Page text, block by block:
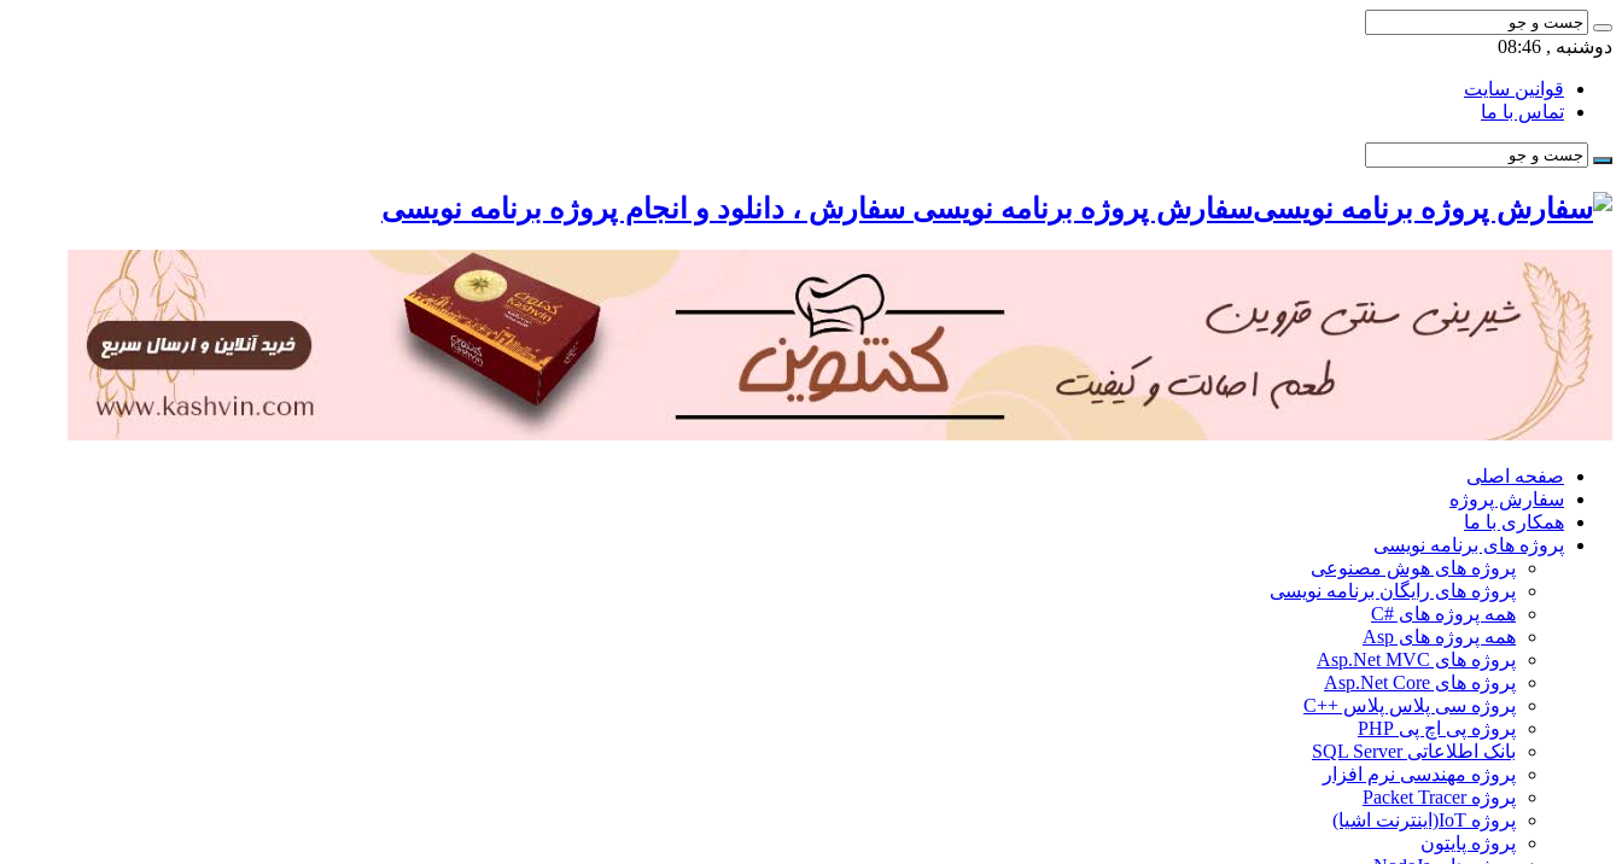
دوشنبه , 08:46
قوانین سایت
تماس با ما
سفارش پروژه برنامه نویسی سفارش ، دانلود و انجام پروژه برنامه نویسی
صفحه اصلی
سفارش پروژه
همکاری با ما
پروژه های برنامه نویسی
پروژه های هوش مصنوعی
پروژه های رایگان برنامه نویسی
همه پروژه های #C
همه پروژه های Asp
پروژه های Asp.Net MVC
پروژه های Asp.Net Core
پروژه سی پلاس پلاس ++C
پروژه پی اچ پی PHP
بانک اطلاعاتی SQL Server
پروژه مهندسی نرم افزار
پروژه Packet Tracer
پروژه IoT(اینترنت اشیا)
پروژه پایتون